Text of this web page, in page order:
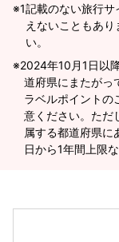
※1記載のない旅行サ
えないこともあ
い。
2024年10月1日以
道府県にまたがっ
ラベルポイントの
意ください。ただ
属する都道府県に
日から1年間上限